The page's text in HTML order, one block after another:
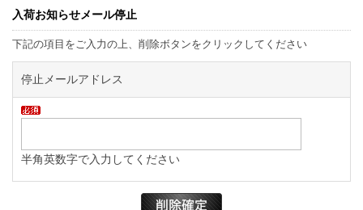
入荷お知らせメール停止
下記の項目をご入力の上、削除ボタンをクリックしてください
停止メールアドレス
半角英数字で入力してください